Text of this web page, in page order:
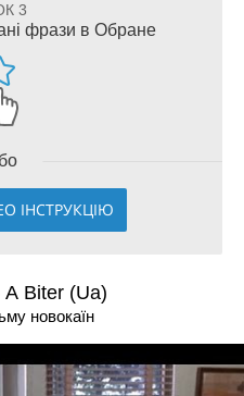
3
фрази в Обране
ІНСТРУКЦІЮ
Biter (Ua)
новокаїн